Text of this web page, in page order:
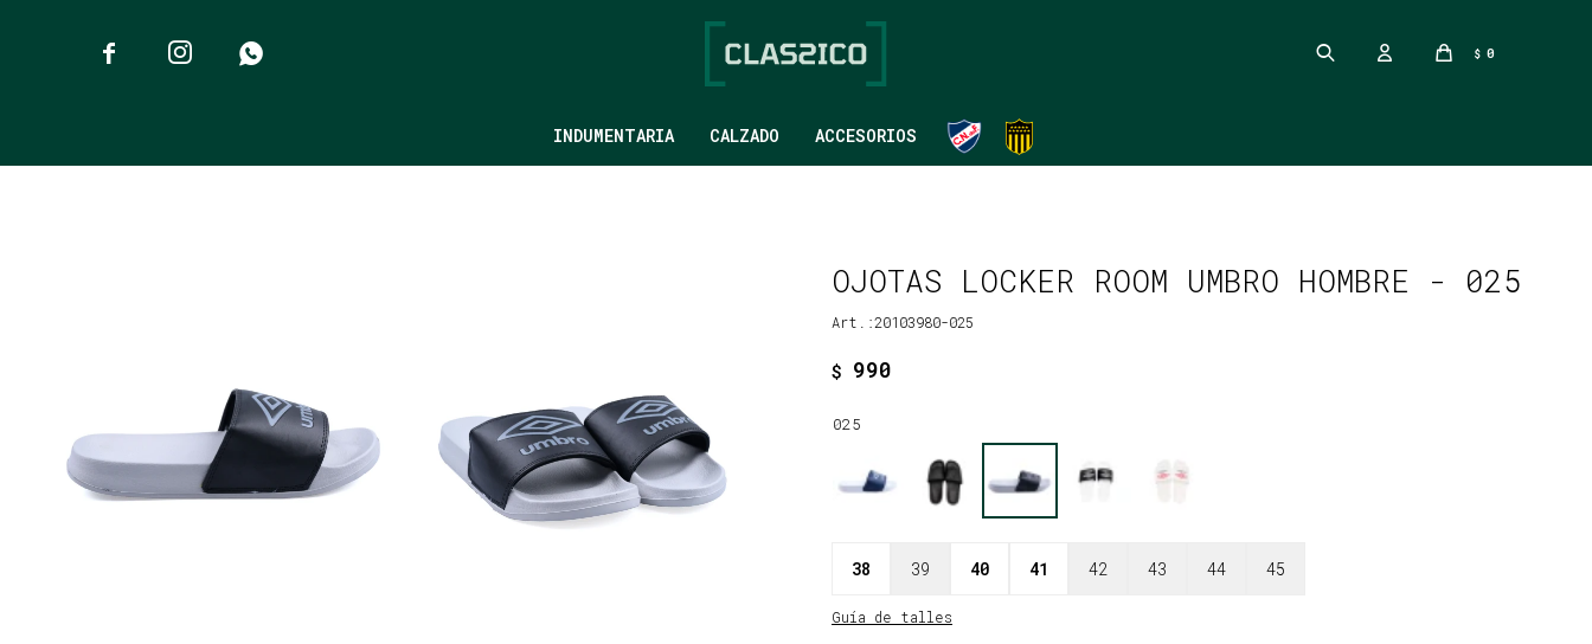
INDUMENTARIA CALZADO ACCESORIOS
$ 0
  
OJOTAS LOCKER ROOM UMBRO HOMBRE - 025
20103980-025
$ 990
025
38 39 40 41 42 43 44 45
Guía de talles